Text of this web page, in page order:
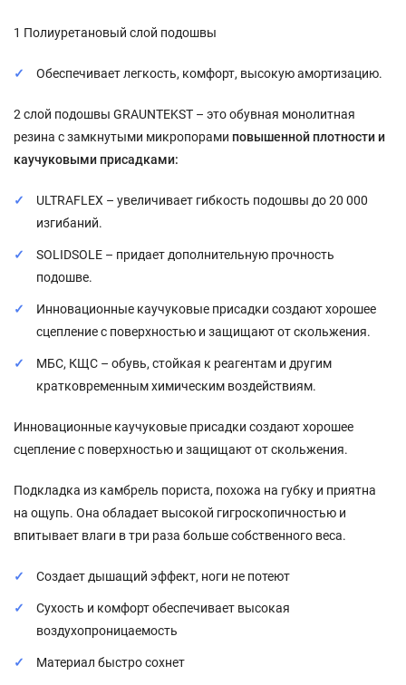
1 Полиуретановый слой подошвы
Обеспечивает легкость, комфорт, высокую амортизацию.
2 слой подошвы GRAUNTEKST – это обувная монолитная
резина с замкнутыми микропорами повышенной плотности и
каучуковыми присадками:
ULTRAFLEX – увеличивает гибкость подошвы до 20 000
изгибаний.
SOLIDSOLE – придает дополнительную прочность
подошве.
Инновационные каучуковые присадки создают хорошее
сцепление с поверхностью и защищают от скольжения.
МБС, КЩС – обувь, стойкая к реагентам и другим
кратковременным химическим воздействиям.
Инновационные каучуковые присадки создают хорошее
сцепление с поверхностью и защищают от скольжения.
Подкладка из камбрель пориста, похожа на губку и приятна
на ощупь. Она обладает высокой гигроскопичностью и
впитывает влаги в три раза больше собственного веса.
Создает дышащий эффект, ноги не потеют
Сухость и комфорт обеспечивает высокая
воздухопроницаемость
Материал быстро сохнет